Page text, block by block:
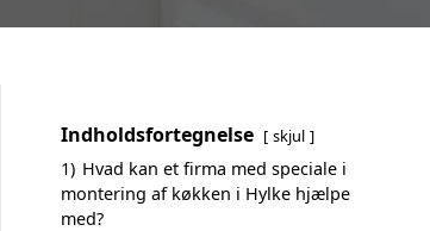
Indholdsfortegnelse skjul
1) Hvad kan et firma med speciale i
montering af køkken i Hylke hjælpe
med?